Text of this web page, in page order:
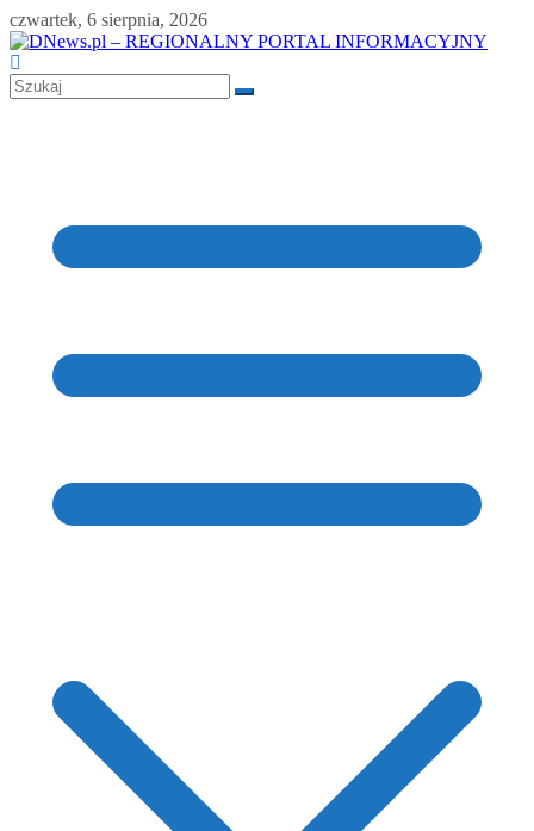
Skip
to
content
czwartek, 6 sierpnia, 2026